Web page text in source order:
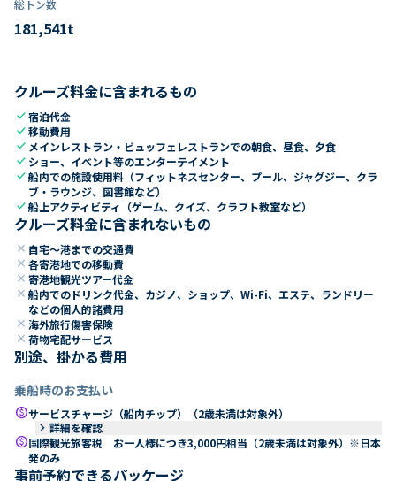
総トン数​
181,541t
クルーズ料金に含まれるもの
check宿泊代金
check移動費用
check メインレストラン・ビュッフェレストランでの朝食、昼食、夕食
check ショー、イベント等のエンターテイメント
check船内での施設使用料（フィットネスセンター、プール、ジャグジー、クラ
ブ・ラウンジ、図書館など）
check船上アクティビティ（ゲーム、クイズ、クラフト教室など）
クルーズ料金に含まれないもの
close 自宅～港までの交通費
close 各寄港地での移動費
close 寄港地観光ツアー代金
close 船内でのドリンク代金、カジノ、ショップ、Wi-Fi、エステ、ランドリー
などの個人的諸費用
close 海外旅行傷害保険
close 荷物宅配サービス
別途、掛かる費用
乗船時のお支払い
paidサービスチャージ（船内チップ）（2歳未満は対象外）
keyboard_arrow_right 詳細を確認
paid国際観光旅客税 お一人様につき3,000円相当（2歳未満は対象外）※日本
発のみ
事前予約できるパッケージ